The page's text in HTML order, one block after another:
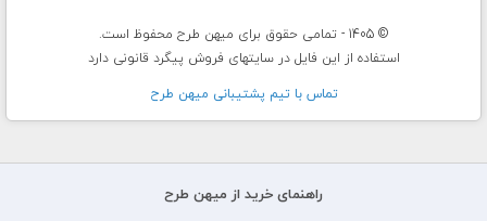
© 1405 - تمامی حقوق برای میهن طرح محفوظ است.
استفاده از این فایل در سایتهای فروش پیگرد قانونی دارد
تماس با تيم پشتيبانی ميهن طرح
راهنمای خرید از میهن طرح